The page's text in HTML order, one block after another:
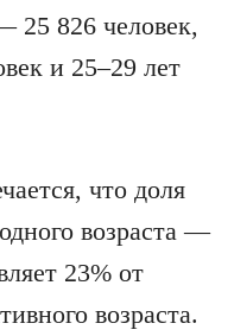
25 826 человек,
и 25–29 лет
что доля
возраста —
23% от
возраста.